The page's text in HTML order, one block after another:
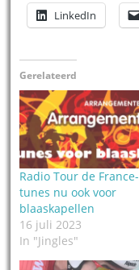
LinkedIn
Gerelateerd
Radio Tour de France-
tunes nu ook voor
blaaskapellen
16 juli 2023
In "Jingles"